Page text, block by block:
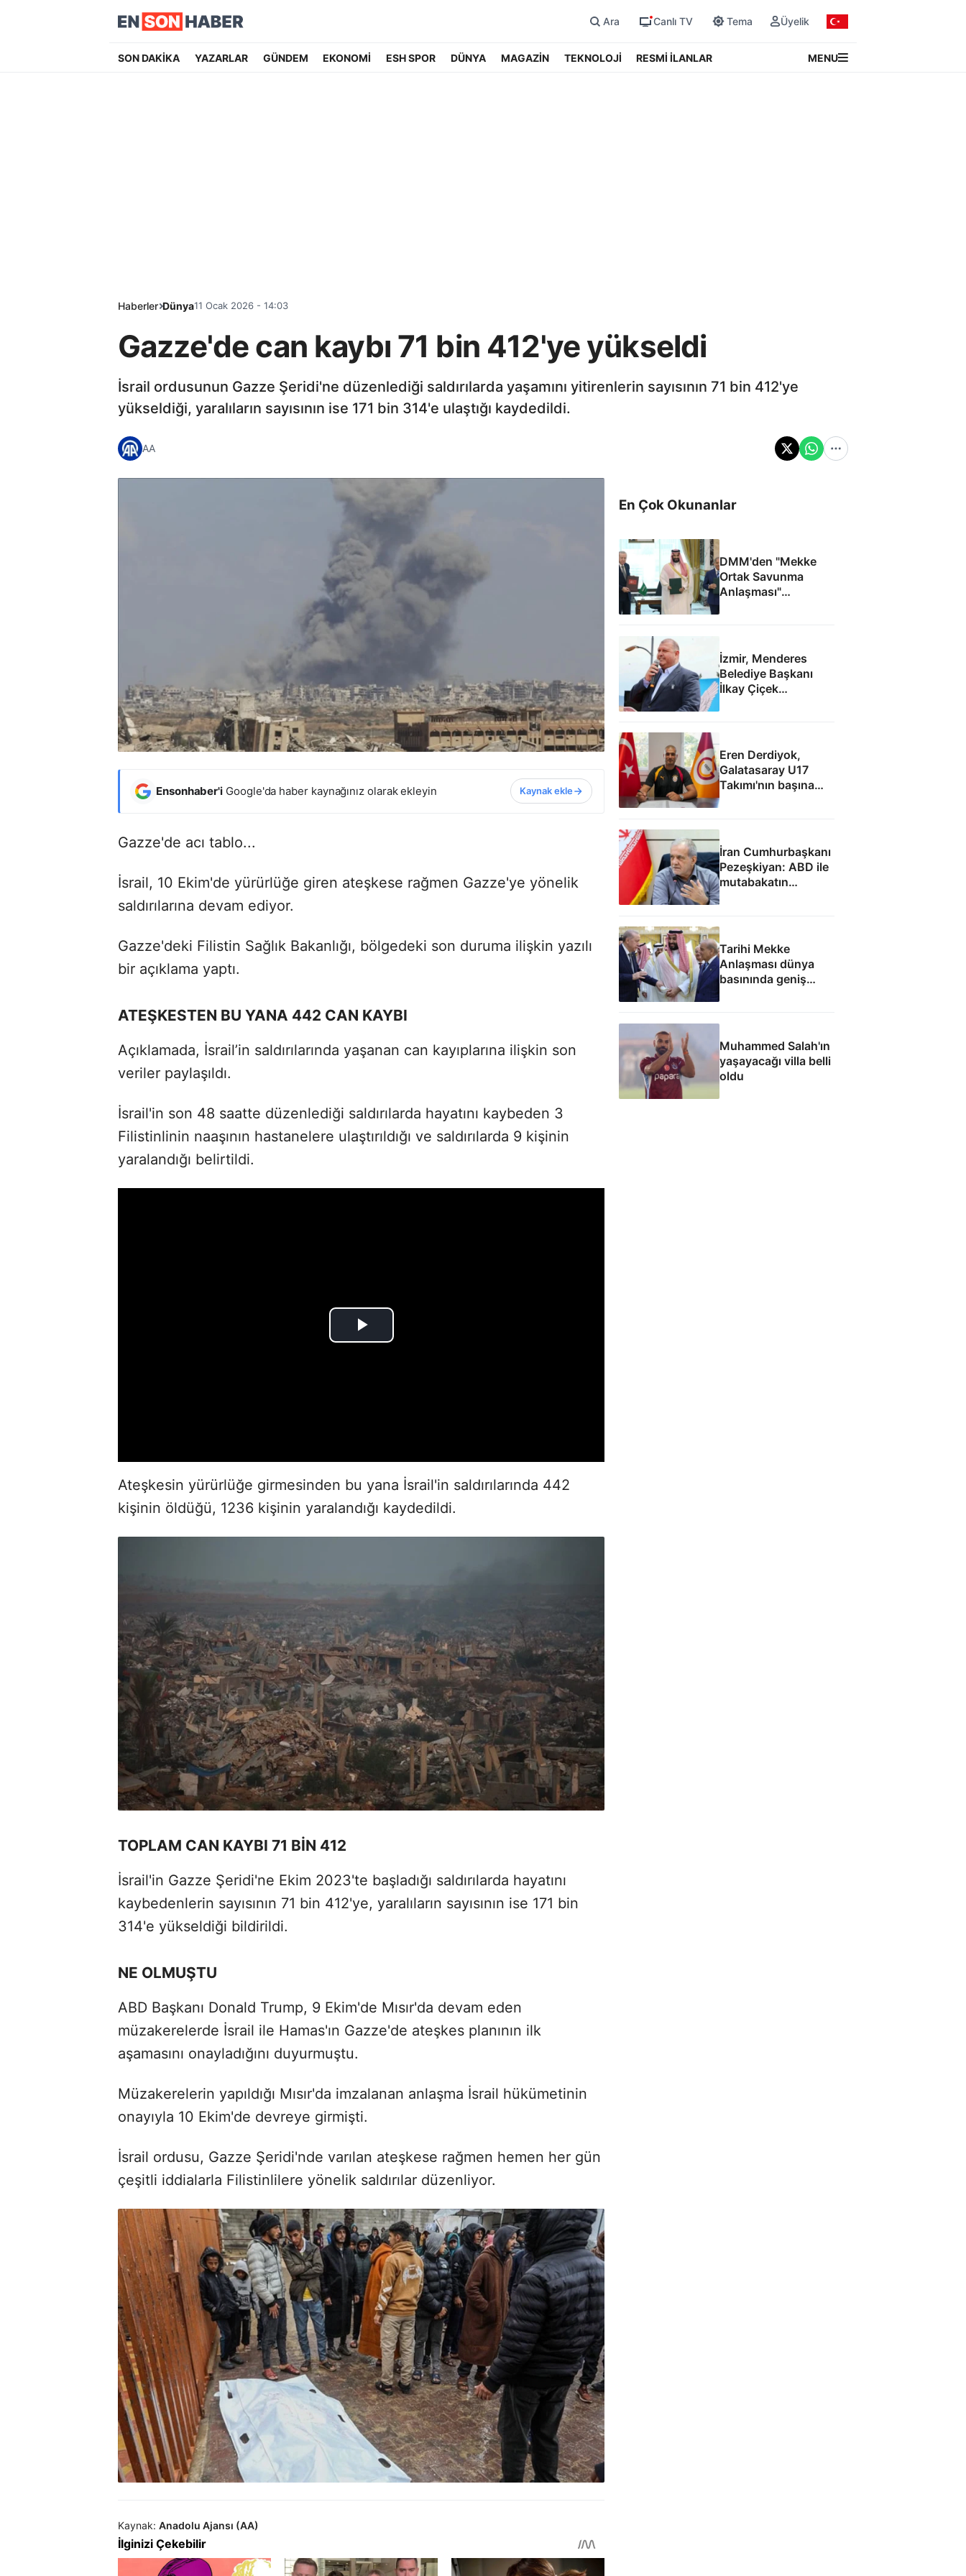
Ara Canlı TV Tema Üyelik
SON DAKİKA YAZARLAR GÜNDEM EKONOMİ ESH SPOR DÜNYA MAGAZİN TEKNOLOJİ RESMİ İLANLAR MENU
Haberler Dünya11 Ocak 2026 - 14:03
Gazze'de can kaybı 71 bin 412'ye yükseldi
İsrail ordusunun Gazze Şeridi'ne düzenlediği saldırılarda yaşamını yitirenlerin sayısının 71 bin 412'ye
yükseldiği, yaralıların sayısının ise 171 bin 314'e ulaştığı kaydedildi.
AA
Ensonhaber'i Google'da haber kaynağınız olarak ekleyin Kaynak ekle
Gazze'de acı tablo...
İsrail, 10 Ekim'de yürürlüğe giren ateşkese rağmen Gazze'ye yönelik
saldırılarına devam ediyor.
Gazze'deki Filistin Sağlık Bakanlığı, bölgedeki son duruma ilişkin yazılı
bir açıklama yaptı.
ATEŞKESTEN BU YANA 442 CAN KAYBI
Açıklamada, İsrail’in saldırılarında yaşanan can kayıplarına ilişkin son
veriler paylaşıldı.
İsrail'in son 48 saatte düzenlediği saldırılarda hayatını kaybeden 3
Filistinlinin naaşının hastanelere ulaştırıldığı ve saldırılarda 9 kişinin
yaralandığı belirtildi.
Ateşkesin yürürlüğe girmesinden bu yana İsrail'in saldırılarında 442
kişinin öldüğü, 1236 kişinin yaralandığı kaydedildi.
TOPLAM CAN KAYBI 71 BİN 412
İsrail'in Gazze Şeridi'ne Ekim 2023'te başladığı saldırılarda hayatını
kaybedenlerin sayısının 71 bin 412'ye, yaralıların sayısının ise 171 bin
314'e yükseldiği bildirildi.
NE OLMUŞTU
ABD Başkanı Donald Trump, 9 Ekim'de Mısır'da devam eden
müzakerelerde İsrail ile Hamas'ın Gazze'de ateşkes planının ilk
aşamasını onayladığını duyurmuştu.
Müzakerelerin yapıldığı Mısır'da imzalanan anlaşma İsrail hükümetinin
onayıyla 10 Ekim'de devreye girmişti.
İsrail ordusu, Gazze Şeridi'nde varılan ateşkese rağmen hemen her gün
çeşitli iddialarla Filistinlilere yönelik saldırılar düzenliyor.
Kaynak: Anadolu Ajansı (AA)
En Çok Okunanlar
DMM'den "Mekke
Ortak Savunma
Anlaşması"
iddialarına yalanlama
İzmir, Menderes
Belediye Başkanı
İlkay Çiçek
Eren Derdiyok,
Galatasaray U17
Takımı'nın başına
geçti
İran Cumhurbaşkanı
Pezeşkiyan: ABD ile
mutabakatın
uygulanmasını
Tarihi Mekke
Anlaşması dünya
basınında geniş
yankı uyandırdı
Muhammed Salah'ın
yaşayacağı villa belli
oldu